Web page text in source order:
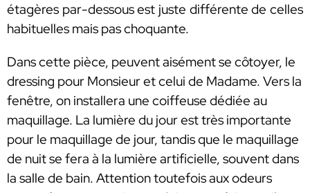
étagères par-dessous est juste différente de celles
habituelles mais pas choquante.
Dans cette pièce, peuvent aisément se côtoyer, le
dressing pour Monsieur et celui de Madame. Vers la
fenêtre, on installera une coiffeuse dédiée au
maquillage. La lumière du jour est très importante
pour le maquillage de jour, tandis que le maquillage
de nuit se fera à la lumière artificielle, souvent dans
la salle de bain. Attention toutefois aux odeurs